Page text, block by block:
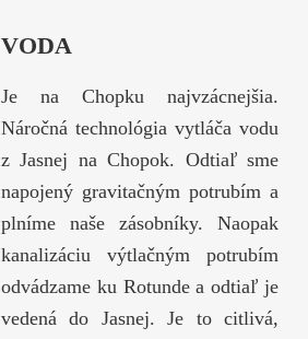
VODA
Je na Chopku najvzácnejšia.
Náročná technológia vytláča vodu
z Jasnej na Chopok. Odtiaľ sme
napojený gravitačným potrubím a
plníme naše zásobníky. Naopak
kanalizáciu výtlačným potrubím
odvádzame ku Rotunde a odtiaľ je
vedená do Jasnej. Je to citlivá,